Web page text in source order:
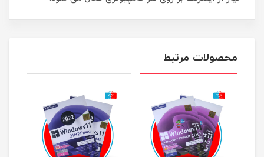
محصولات مرتبط